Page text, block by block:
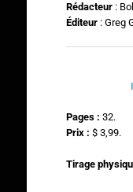
Rédacteur :
Éditeur : Greg
Pages : 32.
Prix : $ 3,99.
Tirage